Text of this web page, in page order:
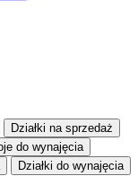
Działki na sprzedaż
do wynajęcia
Działki do wynajęcia